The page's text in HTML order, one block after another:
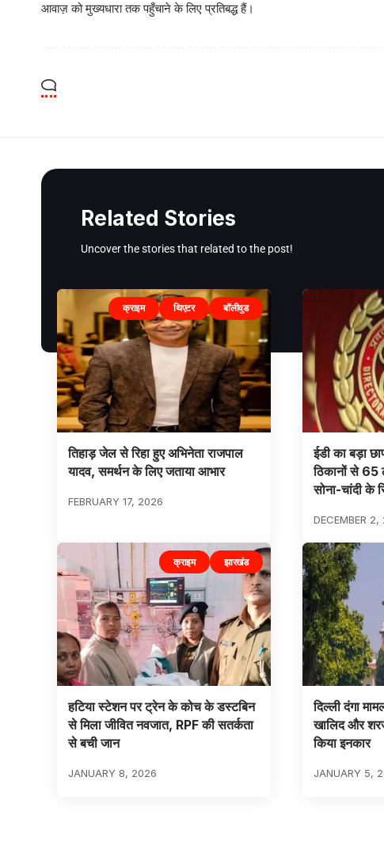
आवाज़ को मुख्यधारा तक पहुँचाने के लिए प्रतिबद्ध हैं।
Related Stories
Uncover the stories that related to the post!
क्राइम थिएटर बॉलीवुड
तिहाड़ जेल से रिहा हुए अभिनेता राजपाल
यादव, समर्थन के लिए जताया आभार
FEBRUARY 17, 2026
ईडी का बड़ा
ठिकानों से
सोना-चांदी के
DECEMBER
क्राइम झारखंड
हटिया स्टेशन पर ट्रेन के कोच के डस्टबिन
से मिला जीवित नवजात, RPF की सतर्कता
से बची जान
JANUARY 8, 2026
दिल्ली दंगा
खालिद और
किया इनकार
JANUARY 5,